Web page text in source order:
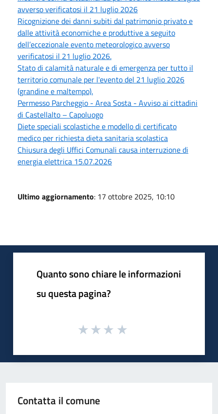
avverso verificatosi il 21 luglio 2026
Ricognizione dei danni subiti dal patrimonio privato e
dalle attività economiche e produttive a seguito
dell’eccezionale evento meteorologico avverso
verificatosi il 21 luglio 2026.
Stato di calamità naturale e di emergenza per tutto il
territorio comunale per l'evento del 21 luglio 2026
(grandine e maltempo).
Permesso Parcheggio - Area Sosta - Avviso ai cittadini
di Castellalto – Capoluogo
Diete speciali scolastiche e modello di certificato
medico per richiesta dieta sanitaria scolastica
Chiusura degli Uffici Comunali causa interruzione di
energia elettrica 15.07.2026
Ultimo aggiornamento: 17 ottobre 2025, 10:10
Quanto sono chiare le informazioni
su questa pagina?
Contatta il comune